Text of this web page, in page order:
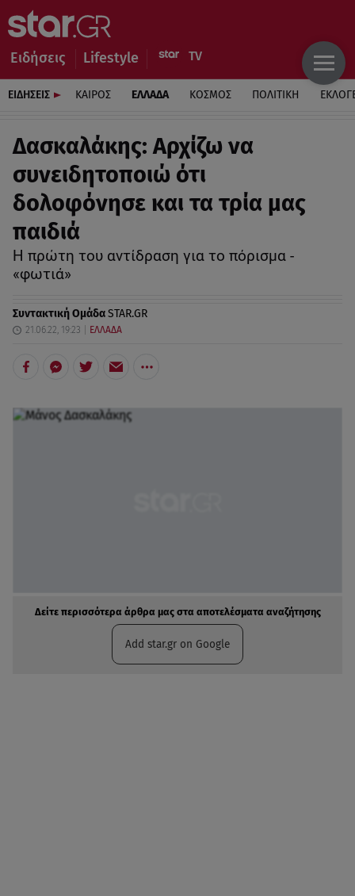
Ειδήσεις Lifestyle
ΕΙΔΗΣΕΙΣ ΚΑΙΡΟΣ ΕΛΛΑΔΑ ΚΟΣΜΟΣ ΠΟΛΙΤΙΚΗ
Δασκαλάκης: Αρχίζω να
συνειδητοποιώ ότι
δολοφόνησε και τα τρία μας
παιδιά
Η πρώτη του αντίδραση για το πόρισμα -
«φωτιά»
Συντακτική ΟμάδαSTAR.GR
21.06.22, 19:23 ΕΛΛΑΔΑ
Δείτε περισσότερα άρθρα μας στα αποτελέσματα αναζήτησης
Add star.gr on Google